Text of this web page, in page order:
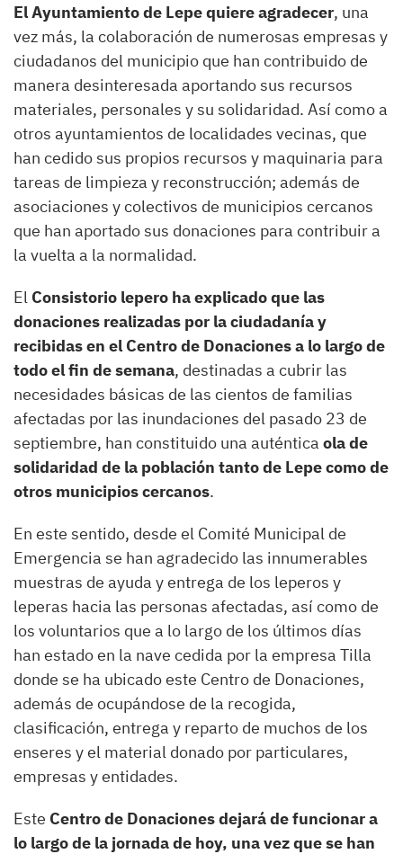
El Ayuntamiento de Lepe quiere agradecer, una
vez más, la colaboración de numerosas empresas y
ciudadanos del municipio que han contribuido de
manera desinteresada aportando sus recursos
materiales, personales y su solidaridad. Así como a
otros ayuntamientos de localidades vecinas, que
han cedido sus propios recursos y maquinaria para
tareas de limpieza y reconstrucción; además de
asociaciones y colectivos de municipios cercanos
que han aportado sus donaciones para contribuir a
la vuelta a la normalidad.
El Consistorio lepero ha explicado que las
donaciones realizadas por la ciudadanía y
recibidas en el Centro de Donaciones a lo largo de
todo el fin de semana, destinadas a cubrir las
necesidades básicas de las cientos de familias
afectadas por las inundaciones del pasado 23 de
septiembre, han constituido una auténtica ola de
solidaridad de la población tanto de Lepe como de
otros municipios cercanos.
En este sentido, desde el Comité Municipal de
Emergencia se han agradecido las innumerables
muestras de ayuda y entrega de los leperos y
leperas hacia las personas afectadas, así como de
los voluntarios que a lo largo de los últimos días
han estado en la nave cedida por la empresa Tilla
donde se ha ubicado este Centro de Donaciones,
además de ocupándose de la recogida,
clasificación, entrega y reparto de muchos de los
enseres y el material donado por particulares,
empresas y entidades.
Este Centro de Donaciones dejará de funcionar a
lo largo de la jornada de hoy, una vez que se han